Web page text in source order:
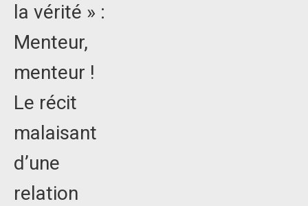
la vérité » :
Menteur,
menteur !
Le récit
malaisant
d’une
relation